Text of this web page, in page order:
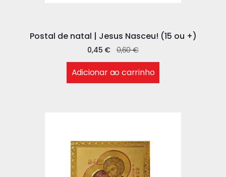
Postal de natal | Jesus Nasceu! (15 ou +)
0,60€
0,45 €
Adicionar ao carrinho